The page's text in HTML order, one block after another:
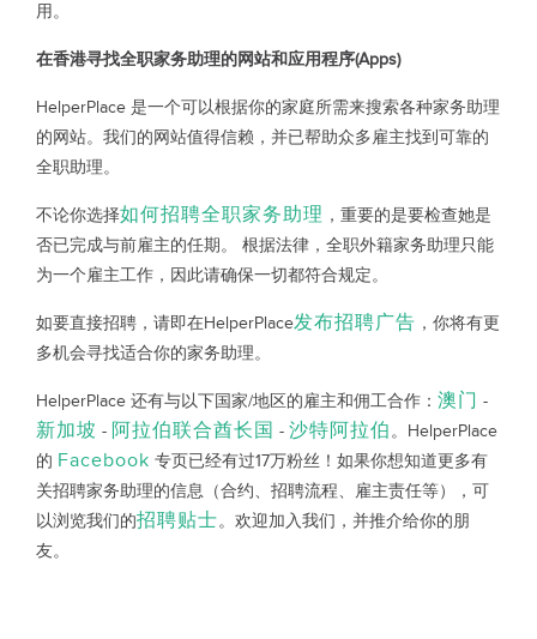
用。
在香港寻找全职家务助理的网站和应用程序(Apps)
HelperPlace 是一个可以根据你的家庭所需来搜索各种家务助理
的网站。我们的网站值得信赖，并已帮助众多雇主找到可靠的
全职助理。
不论你选择如何招聘全职家务助理 ，重要的是要检查她是
否已完成与前雇主的任期。 根据法律，全职外籍家务助理只能
为一个雇主工作，因此请确保一切都符合规定。
如要直接招聘，请即在HelperPlace发布招聘广告 ，你将有更
多机会寻找适合你的家务助理。
HelperPlace 还有与以下国家/地区的雇主和佣工合作： 澳门 -
新加坡 - 阿拉伯联合酋长国 - 沙特阿拉伯。HelperPlace
的 Facebook 专页已经有过17万粉丝！如果你想知道更多有
关招聘家务助理的信息（合约、招聘流程、雇主责任等），可
以浏览我们的招聘贴士。欢迎加入我们，并推介给你的朋
友。